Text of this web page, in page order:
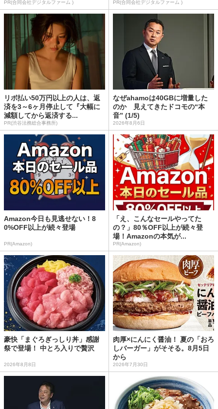
PR(合同会社デジタルファーム ) PR(合同会社デジタルファーム )
リボ払い50万円以上の人は、返
済を3～6ヶ月停止して『大幅に
減額してから返済する...
PR(渋谷法務総合事務所)
なぜahamoは40GBに増量した
のか 見えてきたドコモの“本
音” (1/5)
2026年8月6日
Amazon今日も見逃せない！8
0%OFF以上が続々登場
PR(Amazon)
「え、こんなセールやってた
の？」80％OFF以上が続々登
場！Amazonの本気が...
PR(Amazon)
豪快「まぐろぎっしり丼」感謝
祭で登場！ 中とろ入りで贅沢
2026年8月8日
肉厚×にんにく醤油！ 夏の「おろ
しバーガー」がそそる。8月5日
から
2026年7月30日